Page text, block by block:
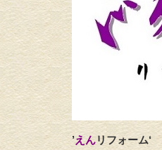
’えんリフォーム‘